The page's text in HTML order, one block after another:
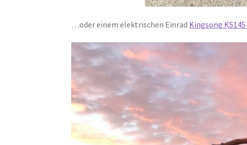
…oder einem elektrischen Einrad Kingsong KS14S